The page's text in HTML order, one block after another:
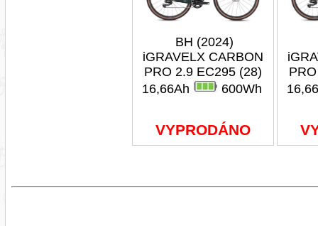
BH (2024)
iGRAVELX CARBON
PRO 2.9 EC295 (28)
16,66Ah
600Wh
VYPRODÁNO